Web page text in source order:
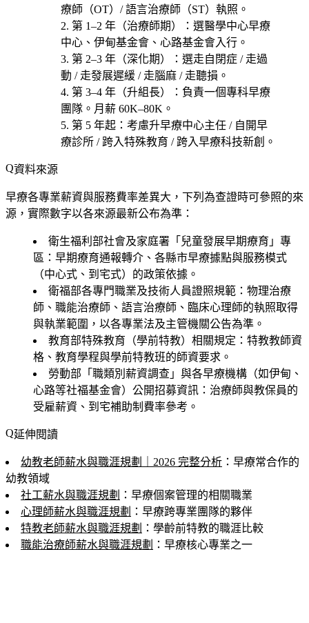
療師（OT）/ 語言治療師（ST）執照 。
第 1–2 年（治療師期）
：選醫學中心早療
中心、伊甸基金會、心路基金會入行。
第 2–3 年（深化期）
：選走自閉症 / 走過
動 / 走發展遲緩 / 走腦麻 / 走聽損 。
第 3–4 年（升組長）
：負責一個專科早療
團隊。月薪 60K–80K。
第 5 年起 ：考慮升早療中心主任 / 自開早
療診所 / 跨入特殊教育 / 跨入早療科技新創 。
資料來源
早療各專業薪資與服務費率差異大，下列為查證時可參照的來
源，實際數字以各來源最新公布為準：
衛生福利部社會及家庭署「兒童發展早期療育」專
區 ：早期療育通報轉介、各縣市早療據點與服務模式
（中心式、到宅式）的政策依據。
衛福部各專門職業及技術人員證照規範 ：物理治療
師、職能治療師、語言治療師、臨床心理師的執照取得
與執業範圍，以各專業法及主管機關公告為準。
教育部特殊教育（學前特教）相關規定 ：特教教師資
格、教育學程與學前特教班的師資要求。
勞動部「職類別薪資調查」與各早療機構（如伊甸、
心路等社福基金會）公開招募資訊 ：治療師與教保員的
受雇薪資、到宅補助制費率參考。
延伸閱讀
幼教老師薪水與職涯規劃｜2026 完整分析 ：早療常合作的
幼教領域
社工薪水與職涯規劃 ：早療個案管理的相關職業
心理師薪水與職涯規劃 ：早療跨專業團隊的夥伴
特教老師薪水與職涯規劃 ：學齡前特教的職涯比較
職能治療師薪水與職涯規劃 ：早療核心專業之一